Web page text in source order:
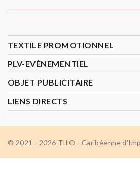
TEXTILE PROMOTIONNEL
PLV-EVÈNEMENTIEL
OBJET PUBLICITAIRE
LIENS DIRECTS
© 2021 - 2026 TILO - Caribéenne